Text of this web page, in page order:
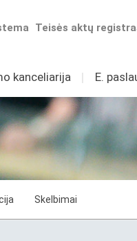
Teisės aktų
kanceliarija I E.
Skelbimai